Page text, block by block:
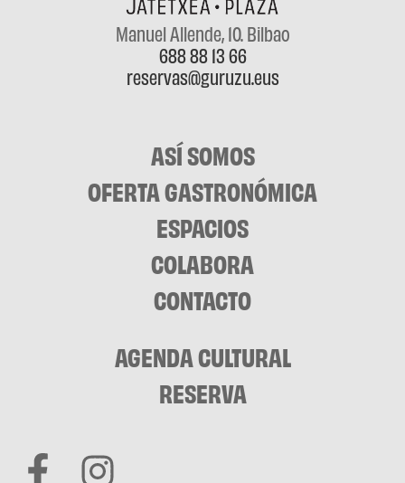
Manuel Allende, 10. Bilbao
688 88 13 66
reservas@guruzu.eus
ASÍ SOMOS
OFERTA GASTRONÓMICA
ESPACIOS
COLABORA
CONTACTO
AGENDA CULTURAL
RESERVA